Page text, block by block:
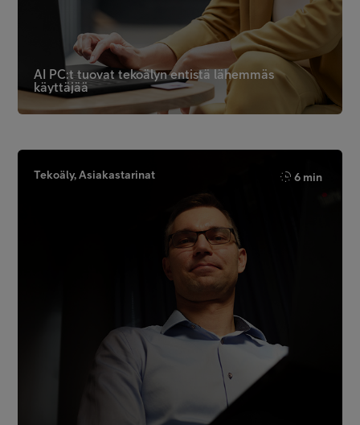
AI PC:t tuovat tekoälyn entistä lähemmäs
käyttäjää
Tekoäly, Asiakastarinat 6 min